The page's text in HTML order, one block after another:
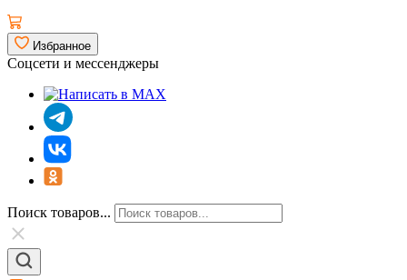
Избранное
Соцсети и мессенджеры
Поиск товаров...